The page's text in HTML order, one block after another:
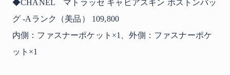
◆CHANEL マトラッセ キャビアスキン ボストンバッ
グ -Aランク（美品） 109,800
内側：ファスナーポケット×1、外側：ファスナーポケ
ット×1